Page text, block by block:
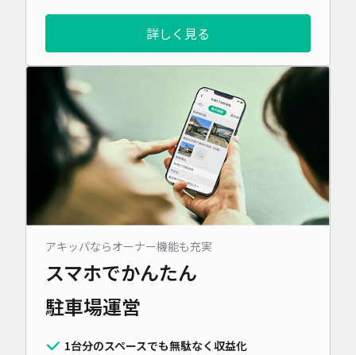
詳しく見る
アキッパならオーナー機能も充実
スマホでかんたん
駐車場運営
1台分のスペースでも無駄なく収益化